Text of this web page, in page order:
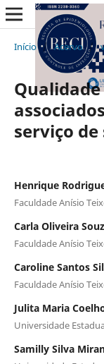
Início / Acervo /
serviço
Henrique
Faculdade Anísio
Carla Oliveira
Faculdade Anísio
Caroline Santos
Faculdade Anísio
Julita Maria
Universidade
Samilly Silva